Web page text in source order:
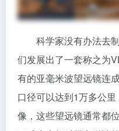
科学家没有办法去制
们发展出了一套称之为
有的亚毫米波望远镜连
口径可以达到1万多公
像，这些望远镜通常都